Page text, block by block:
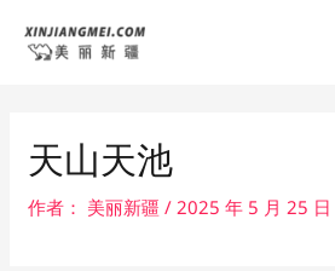
天山天池
作者： 美丽新疆/2025 年 5 月 25 日
navigation